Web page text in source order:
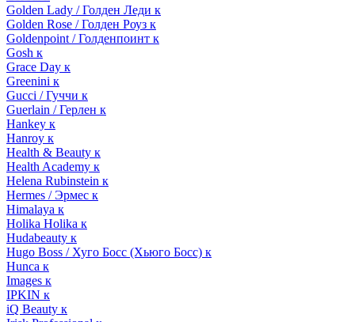
Golden Lady / Голден Леди к
Golden Rose / Голден Роуз к
Goldenpoint / Голденпоинт к
Gosh к
Grace Day к
Greenini к
Gucci / Гуччи к
Guerlain / Герлен к
Hankey к
Hanroy к
Health & Beauty к
Health Academy к
Helena Rubinstein к
Hermes / Эрмес к
Himalaya к
Holika Holika к
Hudabeauty к
Hugo Boss / Хуго Босс (Хьюго Босс) к
Hunca к
Images к
IPKIN к
iQ Beauty к